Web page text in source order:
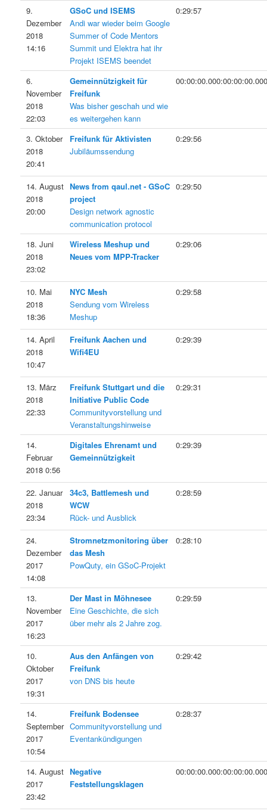
9.
Dezember
2018
14:16
GSoC und ISEMS
Andi war wieder beim Google
Summer of Code Mentors
Summit und Elektra hat ihr
Projekt ISEMS beendet
0:29:57
6.
November
2018
22:03
Gemeinnützigkeit für
Freifunk
Was bisher geschah und wie
es weitergehen kann
3. Oktober
2018
20:41
Freifunk für Aktivisten
Jubiläumssendung
0:29:56
14. August
2018
20:00
News from qaul.net - GSoC
project
Design network agnostic
communication protocol
0:29:50
18. Juni
2018
23:02
Wireless Meshup und
Neues vom MPP-Tracker
0:29:06
10. Mai
2018
18:36
NYC Mesh
Sendung vom Wireless
Meshup
0:29:58
14. April
2018
10:47
Freifunk Aachen und
Wifi4EU
0:29:39
13. März
2018
22:33
Freifunk Stuttgart und die
Initiative Public Code
Communityvorstellung und
Veranstaltungshinweise
0:29:31
14.
Februar
2018 0:56
Digitales Ehrenamt und
Gemeinnützigkeit
0:29:39
22. Januar
2018
23:34
34c3, Battlemesh und
WCW
Rück- und Ausblick
0:28:59
24.
Dezember
2017
14:08
Stromnetzmonitoring über
das Mesh
PowQuty, ein GSoC-Projekt
0:28:10
13.
November
2017
16:23
Der Mast in Möhnesee
Eine Geschichte, die sich
über mehr als 2 Jahre zog.
0:29:59
10.
Oktober
2017
19:31
Aus den Anfängen von
Freifunk
von DNS bis heute
0:29:42
14.
September
2017
10:54
Freifunk Bodensee
Communityvorstellung und
Eventankündigungen
0:28:37
14. August
2017
23:42
Negative
Feststellungsklagen